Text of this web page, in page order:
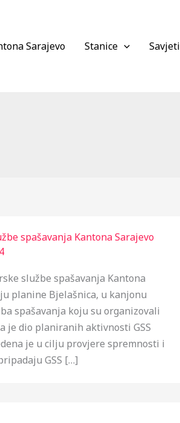
Sarajevo Stanice Savjeti
spašavanja Kantona Sarajevo
službe spašavanja Kantona
planine Bjelašnica, u kanjonu
spašavanja koju su organizovali
je dio planiranih aktivnosti GSS
je u cilju provjere spremnosti i
GSS […]